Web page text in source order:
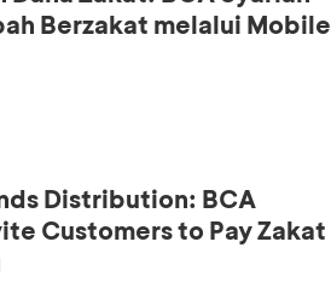
Berzakat melalui Mobile
Distribution: BCA
Customers to Pay Zakat